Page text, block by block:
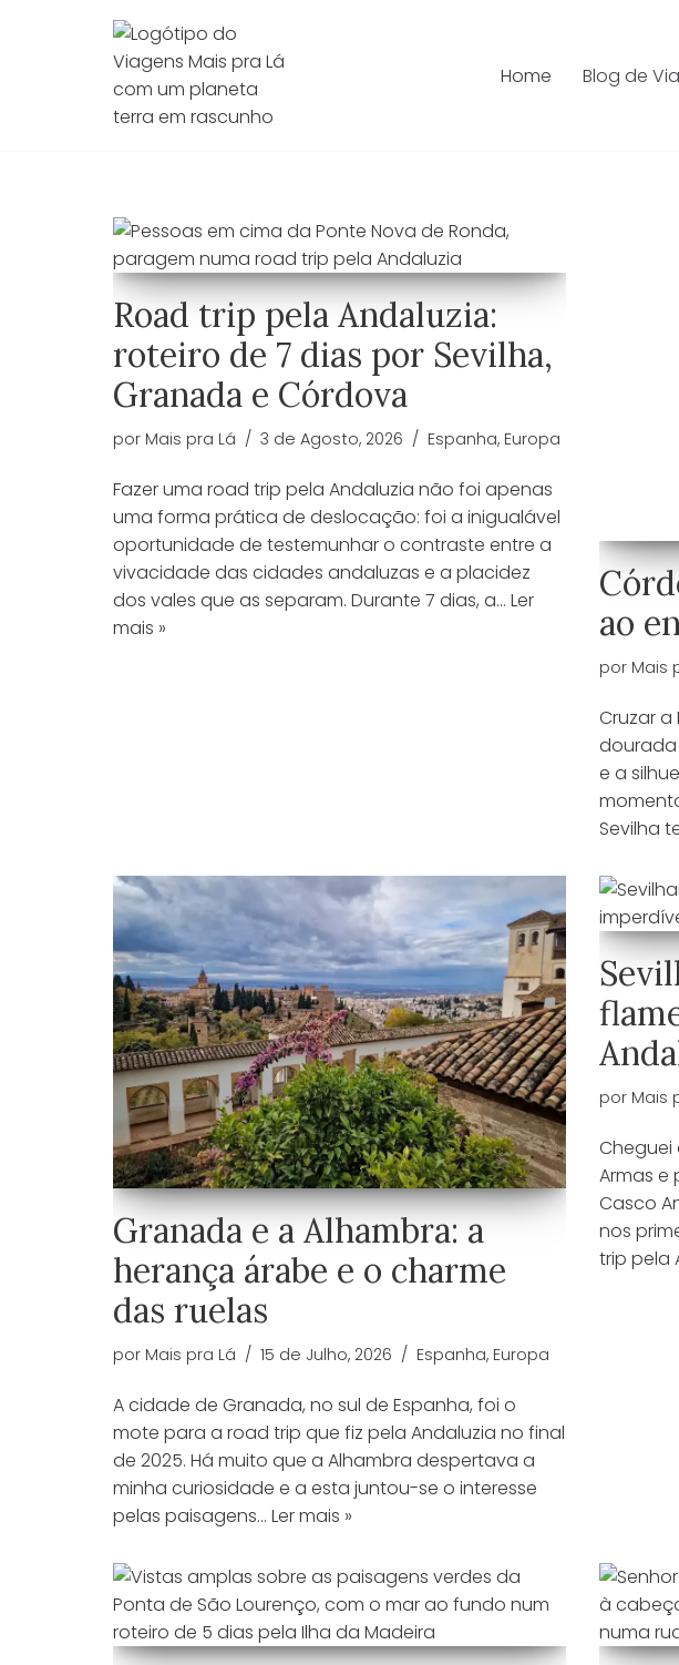
Home Blog de
Road trip pela Andaluzia:
roteiro de 7 dias por Sevilha,
Granada e Córdova
por Mais pra Lá 3 de Agosto, 2026 Espanha, Europa
Fazer uma road trip pela Andaluzia não foi apenas
uma forma prática de deslocação: foi a inigualável
oportunidade de testemunhar o contraste entre a
vivacidade das cidades andaluzas e a placidez
dos vales que as separam. Durante 7 dias, a… Ler
mais »
ao
por Mais
Cruzar
dourada
e a
Sevilha
Granada e a Alhambra: a
herança árabe e o charme
das ruelas
por Mais pra Lá 15 de Julho, 2026 Espanha, Europa
A cidade de Granada, no sul de Espanha, foi o
mote para a road trip que fiz pela Andaluzia no final
de 2025. Há muito que a Alhambra despertava a
minha curiosidade e a esta juntou-se o interesse
pelas paisagens… Ler mais »
por Mais
Cheguei
Armas
Casco
nos
trip pela